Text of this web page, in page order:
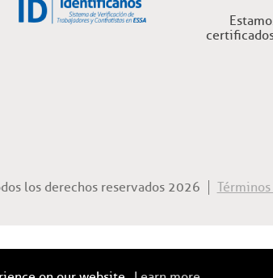
los derechos reservados 2026